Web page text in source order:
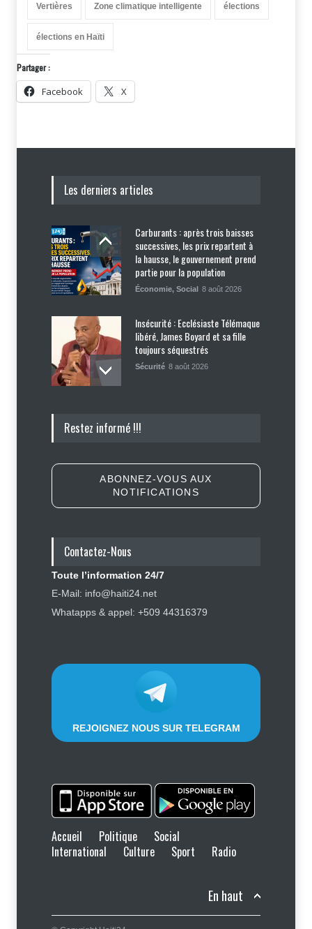
Vertières Zone climatique intelligente élections
élections en Haïti
Partager :
Facebook X
Les derniers articles
Carburants : après trois baisses
successives, les prix repartent à
la hausse, le gouvernement prend
partie pour la population
Économie, Social 8 août 2026
Insécurité : Ecclésiaste Télémaque
libéré, James Boyard et sa fille
toujours séquestrés
Sécurité 8 août 2026
Trump et anti immigration, tombe
Journalisme sportif : l'urgence de
Police nationale : les divisions
internes profitent-elles aux gangs
Restez informé !!!
ABONNEZ-VOUS AUX
NOTIFICATIONS
Contactez-Nous
Toute l’information 24/7
E-Mail: info@haiti24.net
Whatapps & appel: +509 44316379
REJOIGNEZ NOUS SUR TELEGRAM
Accueil Politique
Social
International
Culture Sport Radio
En haut